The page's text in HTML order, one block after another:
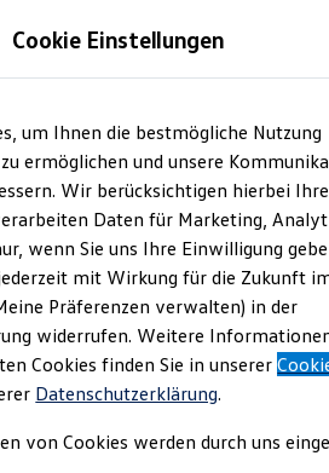
und Gebrauchtwagen
Cookie Einstellungen
um Ihnen die bestmögliche Nutzung
ermöglichen und unsere
Wir berücksichtigen hierbei Ihre
Daten für Marketing,
wenn Sie uns Ihre Einwilligung
mit Wirkung für die Zukunft
Präferenzen verwalten) in der
widerrufen. Weitere
Cookies finden Sie in unserer
Datenschutzerklärung.
von Cookies werden durch uns